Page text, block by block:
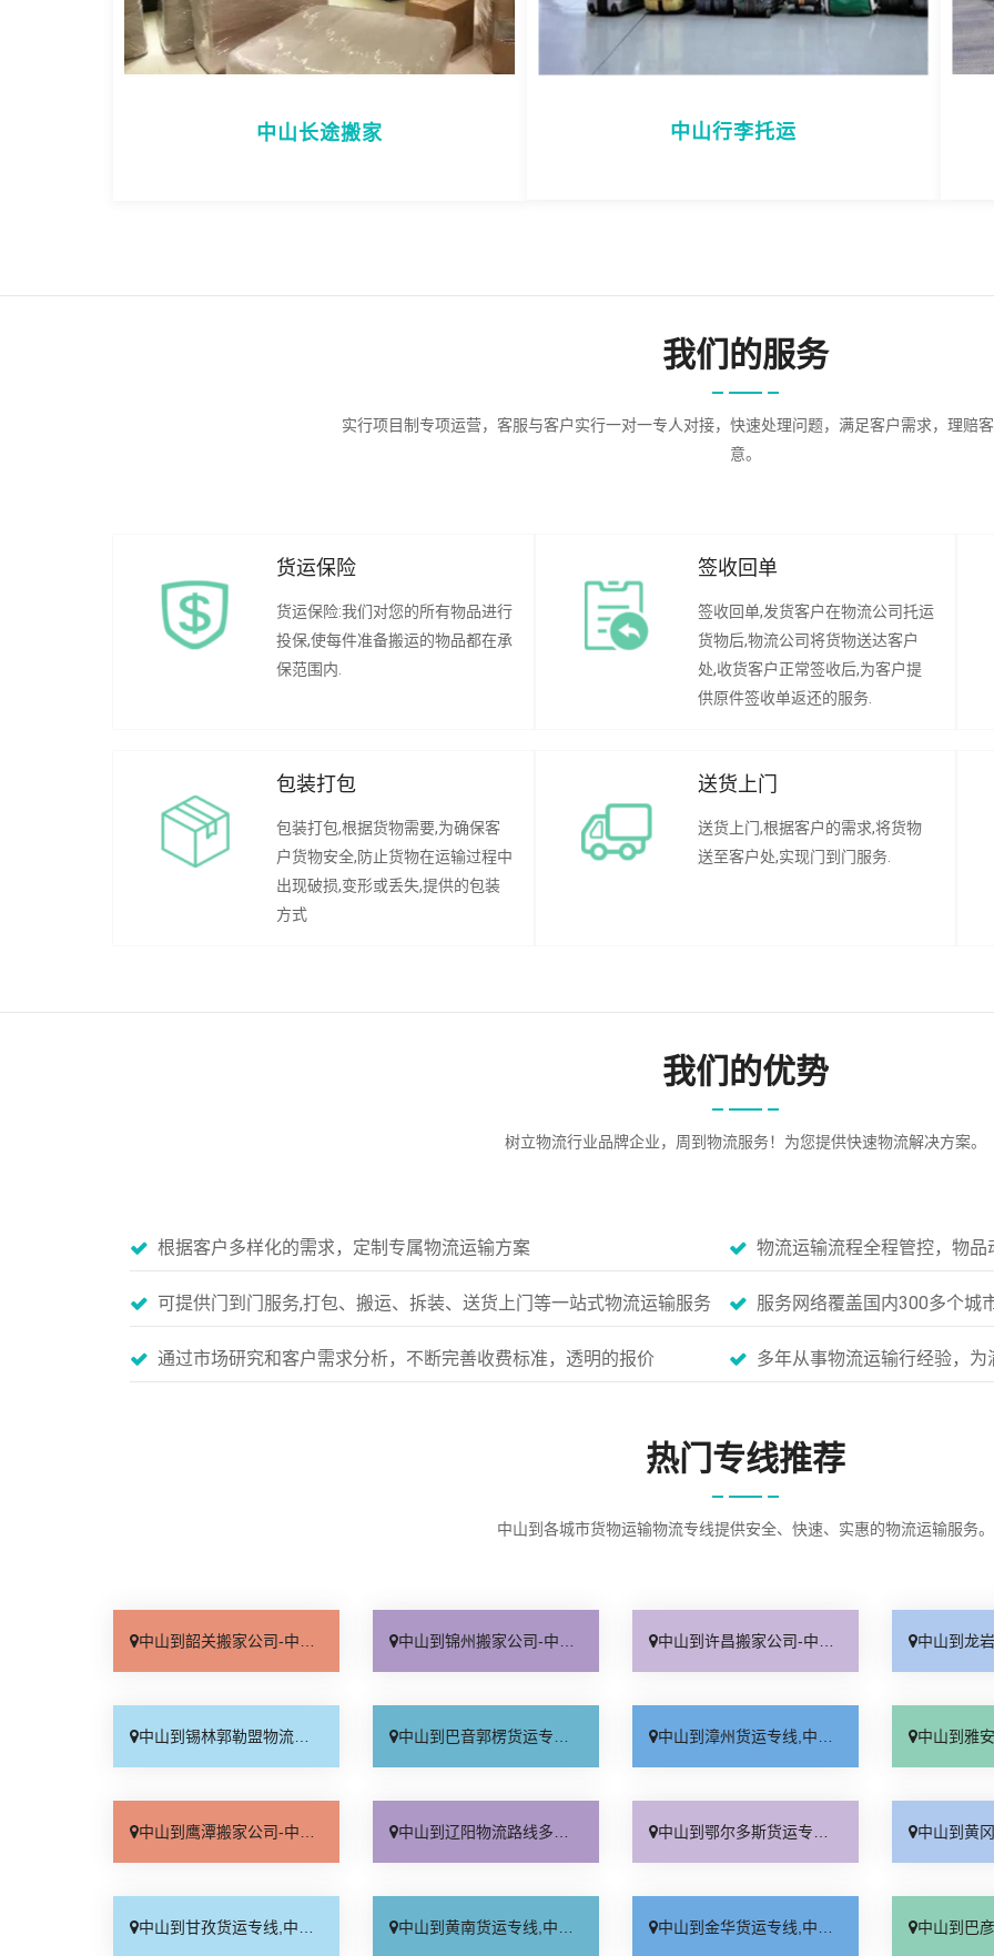
中山长途搬家 中山行李托运
我们的服务
实行项目制专项运营，客服与客户实行一对一专人对接，快速处理问题，满足客户需求，理赔
意。
货运保险
货运保险:我们对您的所有物品进行
投保,使每件准备搬运的物品都在承
保范围内.
签收回单
签收回单,发货客户在物流公司托运
货物后,物流公司将货物送达客户
处,收货客户正常签收后,为客户提
供原件签收单返还的服务.
包装打包
包装打包,根据货物需要,为确保客
户货物安全,防止货物在运输过程中
出现破损,变形或丢失,提供的包装
方式
送货上门
送货上门,根据客户的需求,将货物
送至客户处,实现门到门服务.
我们的优势
树立物流行业品牌企业，周到物流服务！为您提供快速物流解决方案。
根据客户多样化的需求，定制专属物流运输方案 物流运输流程全程管控，物品
可提供门到门服务,打包、搬运、拆装、送货上门等一站式物流运输服务 服务网络覆盖国内300多个城
通过市场研究和客户需求分析，不断完善收费标准，透明的报价 多年从事物流运输行经验，
热门专线推荐
中山到各城市货物运输物流专线提供安全、快速、实惠的物流运输服务。
中山到韶关搬家公司-中山到韶关长途搬家-从中山搬家到韶关 中山到锦州搬家公司-中山到锦州长途搬家-从中山搬家到锦州 中山到许昌搬家公司-中山到许昌长途搬家-从中山搬家到许昌 中山到龙岩货运专
中山到锡林郭勒盟物流路线多少公里-中山到锡林郭勒盟路线 中山到巴音郭楞货运专线,中山到巴音郭楞货运公司 中山到漳州货运专线,中山到漳州货运公司 中山到雅安货运专
中山到鹰潭搬家公司-中山到鹰潭长途搬家-从中山搬家到鹰潭 中山到辽阳物流路线多少公里-中山到辽阳路线 中山到鄂尔多斯货运专线,中山到鄂尔多斯货运公司 中山到黄冈物流公
中山到甘孜货运专线,中山到甘孜货运公司 中山到黄南货运专线,中山到黄南货运公司 中山到金华货运专线,中山到金华货运公司 中山到巴彦淖尔物流公